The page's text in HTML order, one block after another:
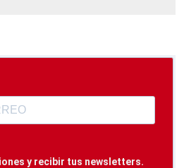
y recibir tus newsletters.